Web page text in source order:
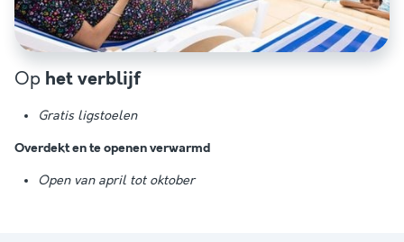
Op het verblijf
Gratis ligstoelen
Overdekt en te openen verwarmd
Open van april tot oktober